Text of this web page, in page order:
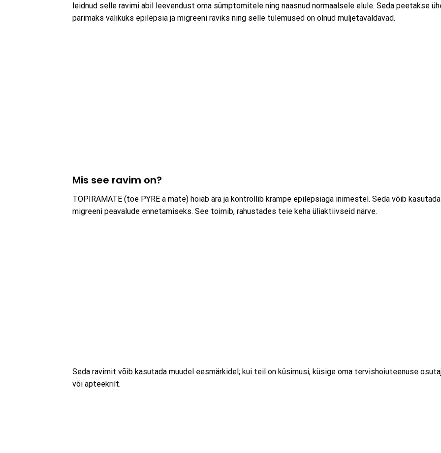
leidnud selle ravimi abil leevendust oma sümptomitele ning naasnud normaalsele elule. Seda peetakse
parimaks valikuks epilepsia ja migreeni raviks ning selle tulemused on olnud muljetavaldavad.
Mis see ravim on?
TOPIRAMATE (toe PYRE a mate) hoiab ära ja kontrollib krampe epilepsiaga inimestel. Seda võib
migreeni peavalude ennetamiseks. See toimib, rahustades teie keha üliaktiivseid närve.
Seda ravimit võib kasutada muudel eesmärkidel; kui teil on küsimusi, küsige oma tervishoiuteenuse
või apteekrilt.